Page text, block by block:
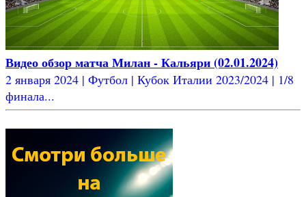
Видео обзор матча Милан - Кальяри (02.01.2024)
2 января 2024 | Футбол | Кубок Италии 2023/2024 | 1/8
финала...